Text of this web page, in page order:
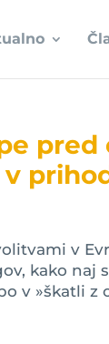
v
kako naj
v »škatli z